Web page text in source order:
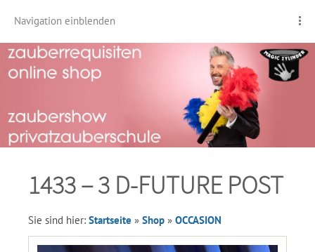
Navigation einblenden
1433 – 3 D-FUTURE POST
Sie sind hier: Startseite » Shop » OCCASION